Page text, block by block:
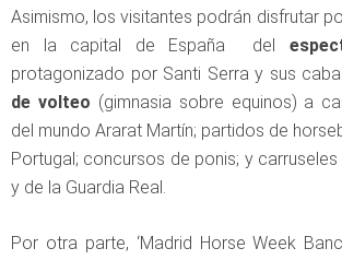
Asimismo, los visitantes podrán disfrutar
en la capital de España del
protagonizado por Santi Serra y sus
de volteo (gimnasia sobre equinos) a
del mundo Ararat Martín; partidos de
Portugal; concursos de ponis; y carruseles
y de la Guardia Real.
Por otra parte, ‘Madrid Horse Week